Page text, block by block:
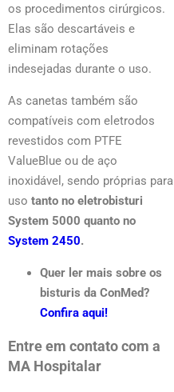
os procedimentos cirúrgicos.
Elas são descartáveis e
eliminam rotações
indesejadas durante o uso.
As canetas também são
compatíveis com eletrodos
revestidos com PTFE
ValueBlue ou de aço
inoxidável, sendo próprias para
uso tanto no eletrobisturi
System 5000 quanto no
System 2450.
Quer ler mais sobre os
bisturis da ConMed?
Confira aqui!
Entre em contato com a
MA Hospitalar